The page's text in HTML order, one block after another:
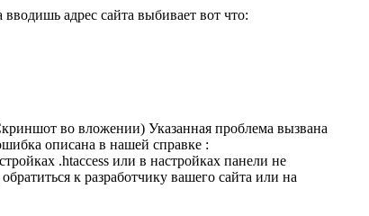
адрес сайта выбивает вот что:
во вложении) Указанная проблема вызвана
описана в нашей справке :
.htaccess или в настройках панели не
к разработчику вашего сайта или на